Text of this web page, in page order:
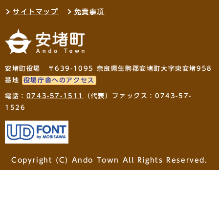
サイトマップ 免責事項
安堵町役場 〒639-1095 奈良県生駒郡安堵町大字東安堵958
番地
役場庁舎へのアクセス
電話： 0743-57-1511
（代表）ファックス：0743-57-
1526
Copyright (C) Ando Town All Rights Reserved.